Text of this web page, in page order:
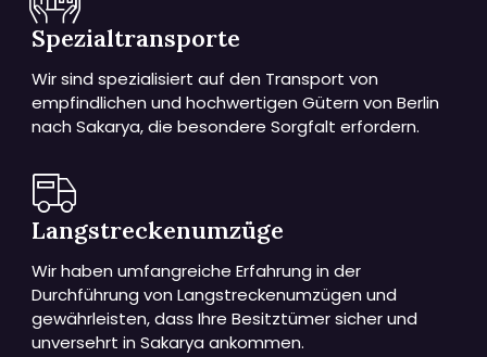
Spezialtransporte
Wir sind spezialisiert auf den Transport von
empfindlichen und hochwertigen Gütern von Berlin
nach Sakarya, die besondere Sorgfalt erfordern.
Langstreckenumzüge
Wir haben umfangreiche Erfahrung in der
Durchführung von Langstreckenumzügen und
gewährleisten, dass Ihre Besitztümer sicher und
unversehrt in Sakarya ankommen.